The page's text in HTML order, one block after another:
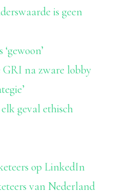
is geen
na zware lobby
geval ethisch
op LinkedIn
van Nederland